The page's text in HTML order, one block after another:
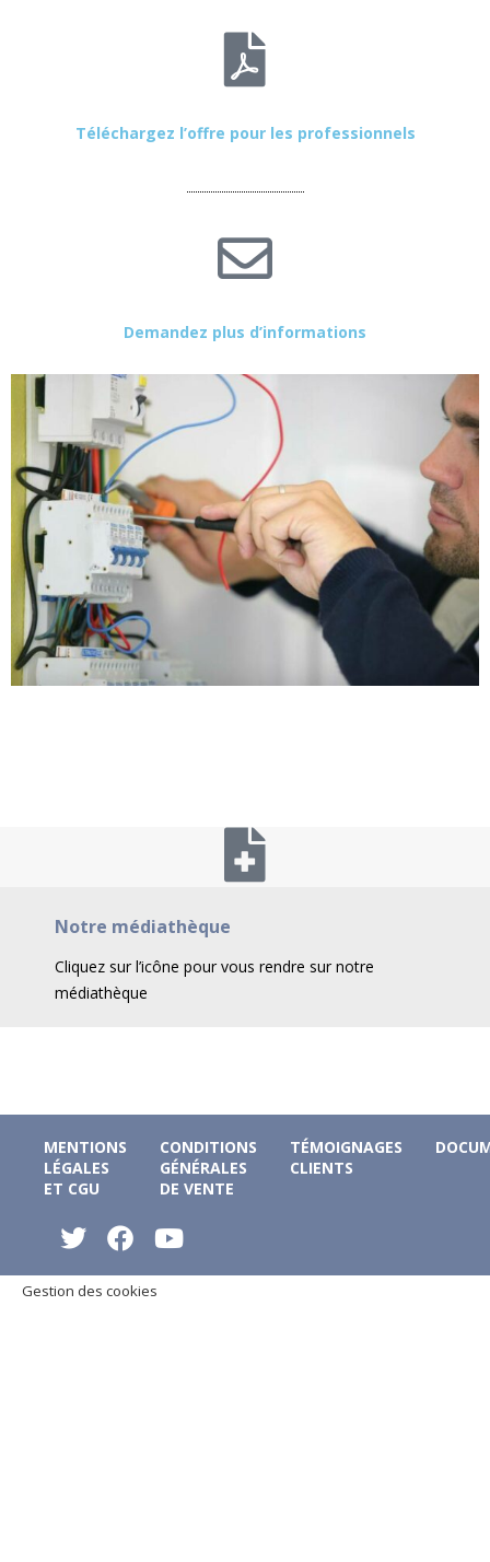
Téléchargez l’offre pour les professionnels
Demandez plus d’informations
Notre médiathèque
Cliquez sur l’icône pour vous rendre sur notre
médiathèque
MENTIONS
LÉGALES
ET CGU
CONDITIONS
GÉNÉRALES
DE VENTE
TÉMOIGNAGES
CLIENTS
Gestion des cookies